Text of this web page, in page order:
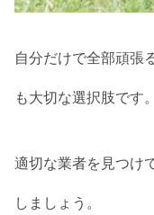
自分だけで全部頑張
も大切な選択肢です。
適切な業者を見つけ
しましょう。